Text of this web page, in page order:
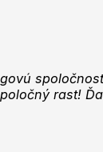
rast!